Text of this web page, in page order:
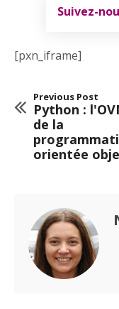
Suivez-
[pxn_iframe]
Previous Post
Python :
de la
orientée